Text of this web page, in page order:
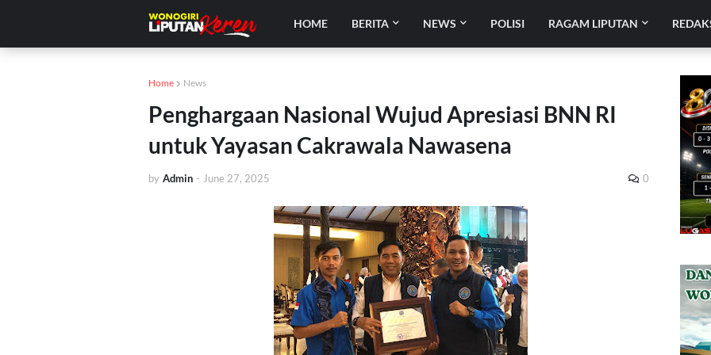
HOME BERITA NEWS POLISI RAGAM LIPUTAN
Home News
Penghargaan Nasional Wujud Apresiasi BNN RI
untuk Yayasan Cakrawala Nawasena
by Admin - June 27, 2025 0